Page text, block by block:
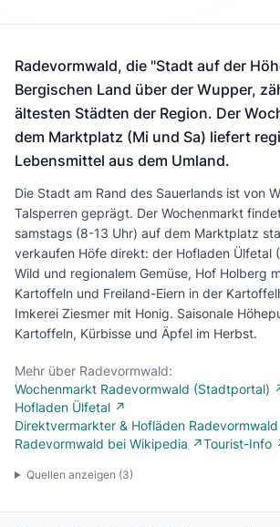
Radevormwald, die "Stadt auf der
Bergischen Land über der Wupper,
ältesten Städten der Region. Der
dem Marktplatz (Mi und Sa) liefert
Lebensmittel aus dem Umland.
Die Stadt am Rand des Sauerlands ist von
Talsperren geprägt. Der Wochenmarkt
samstags (8-13 Uhr) auf dem Marktplatz
verkaufen Höfe direkt: der Hofladen Ülfetal
Wild und regionalem Gemüse, Hof Holberg
Kartoffeln und Freiland-Eiern in der
Imkerei Ziesmer mit Honig. Saisonale
Kartoffeln, Kürbisse und Äpfel im Herbst.
Mehr über Radevormwald:
Wochenmarkt Radevormwald (Stadtportal)
Hofladen Ülfetal ↗
Direktvermarkter & Hofläden
Radevormwald bei Wikipedia ↗Tourist-Info
Quellen anzeigen (3)